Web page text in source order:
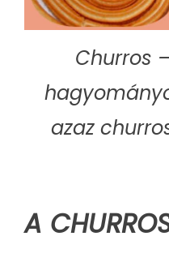
Churros
azaz
A